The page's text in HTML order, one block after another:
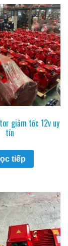
giảm tốc 12v uy
tín
tiếp